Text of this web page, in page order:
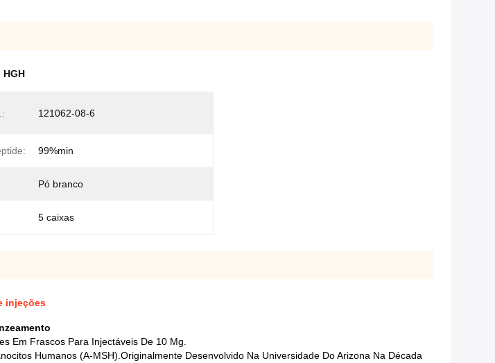
121062-08-6
99%min
Pó branco
5 caixas
injeções
Em Frascos Para Injectáveis De 10 Mg.
Humanos (a-MSH).Originalmente Desenvolvido Na Universidade Do Arizona Na Década